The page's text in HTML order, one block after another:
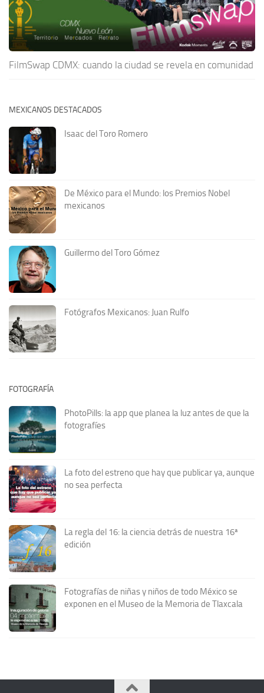
FilmSwap CDMX: cuando la ciudad se revela en comunidad
MEXICANOS DESTACADOS
Isaac del Toro Romero
De México para el Mundo: los Premios Nobel
mexicanos
Guillermo del Toro Gómez
Fotógrafos Mexicanos: Juan Rulfo
FOTOGRAFÍA
PhotoPills: la app que planea la luz antes de que la
fotografíes
La foto del estreno que hay que publicar ya, aunque
no sea perfecta
La regla del 16: la ciencia detrás de nuestra 16ª
edición
Fotografías de niñas y niños de todo México se
exponen en el Museo de la Memoria de Tlaxcala